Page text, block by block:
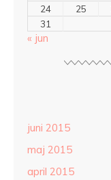
24
25
31
« jun
juni 2015
maj 2015
april 2015